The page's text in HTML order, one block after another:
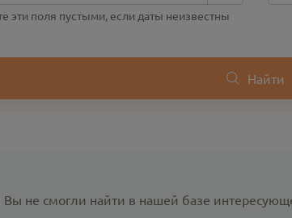
эти поля пустыми, если даты неизвестны
Найти
Вы не смогли найти в нашей базе